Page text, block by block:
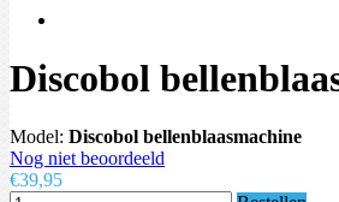
Discobol
Model: Discobol bellenblaasmachine
Nog niet beoordeeld
€39,95